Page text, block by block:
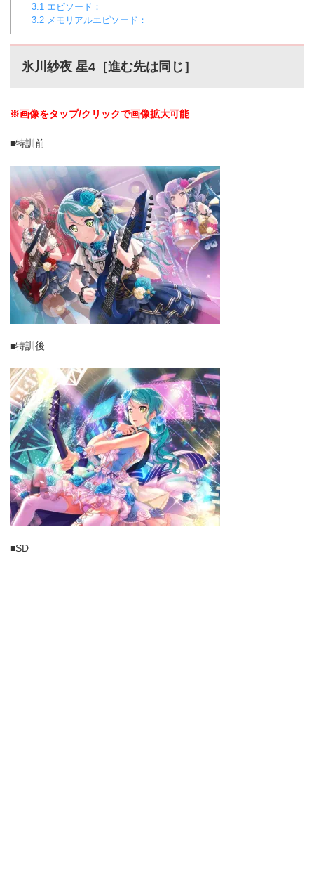
3.1 エピソード：
3.2 メモリアルエピソード：
氷川紗夜 星4［進む先は同じ］
※画像をタップ/クリックで画像拡大可能
■特訓前
■特訓後
■SD